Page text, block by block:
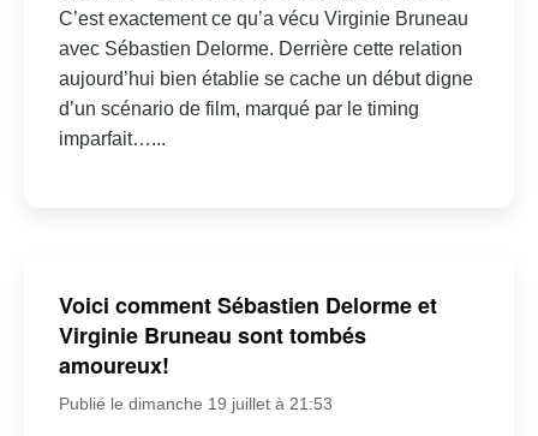
C’est exactement ce qu’a vécu Virginie Bruneau
avec Sébastien Delorme. Derrière cette relation
aujourd’hui bien établie se cache un début digne
d’un scénario de film, marqué par le timing
imparfait…...
Voici comment Sébastien Delorme et
Virginie Bruneau sont tombés
amoureux!
Publié le dimanche 19 juillet à 21:53